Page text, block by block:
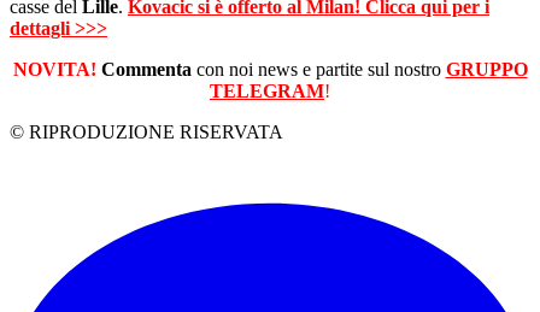
casse del Lille. Kovacic si è offerto al Milan! Clicca qui per i
dettagli >>>
NOVITA! Commenta con noi news e partite sul nostro GRUPPO
TELEGRAM!
© RIPRODUZIONE RISERVATA